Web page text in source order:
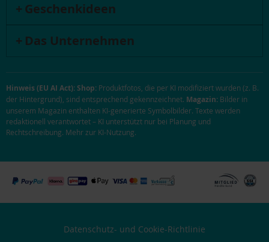
Geschenkideen
Das Unternehmen
Hinweis (EU AI Act):Shop: Produktfotos, die per KI modifiziert wurden (z. B.
der Hintergrund), sind entsprechend gekennzeichnet. Magazin: Bilder in
unserem Magazin enthalten KI-generierte Symbolbilder. Texte werden
redaktionell verantwortet – KI unterstützt nur bei Planung und
Rechtschreibung. Mehr zur KI-Nutzung.
Datenschutz- und Cookie-Richtlinie